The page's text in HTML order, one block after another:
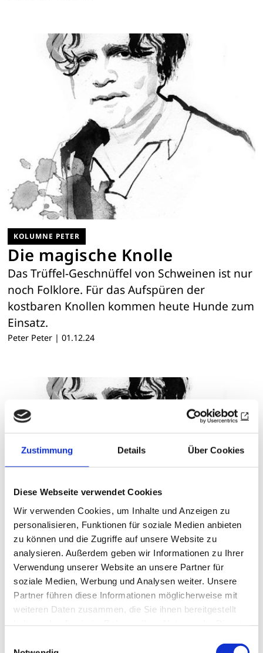
Zustimmung Details Über Cookies
Diese Webseite verwendet Cookies
Wir verwenden Cookies, um Inhalte und Anzeigen zu
personalisieren, Funktionen für soziale Medien anbieten
zu können und die Zugriffe auf unsere Website zu
analysieren. Außerdem geben wir Informationen zu Ihrer
Verwendung unserer Website an unsere Partner für
soziale Medien, Werbung und Analysen weiter. Unsere
Partner führen diese Informationen möglicherweise mit
weiteren Daten zusammen, die Sie ihnen bereitgestellt
KOLUMNE PETER
Die magische Knolle
Das Trüffel-Geschnüffel von Schweinen ist nur
noch Folklore. Für das Aufspüren der
kostbaren Knollen kommen heute Hunde zum
Einsatz.
Peter Peter | 01.12.24
KOLUMNE PETER
Geheimnisvolle Zitrusfrüchte
Im November beginnt die Erntezeit für
Peter Peter|